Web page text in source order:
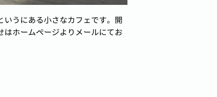
うにある小さなカフェです。開
はホームページよりメールにてお